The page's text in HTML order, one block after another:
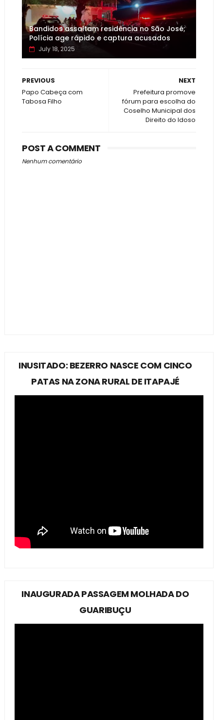
Bandidos assaltam residência no São José;
Polícia age rápido e captura acusados
July 18, 2025
NEXT
Prefeitura promove
fórum para escolha do
Coselho Municipal dos
Direito do Idoso
PREVIOUS
Papo Cabeça com
Tabosa Filho
POST A COMMENT
Nenhum comentário
INUSITADO: BEZERRO NASCE COM CINCO
PATAS NA ZONA RURAL DE ITAPAJÉ
INAUGURADA PASSAGEM MOLHADA DO
GUARIBUÇU